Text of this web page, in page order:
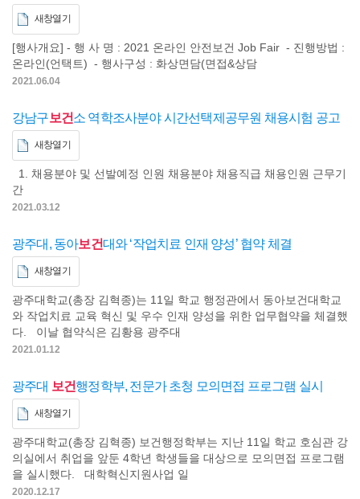
새창열기
[행사개요] - 행 사 명 : 2021 온라인 안전보건 Job Fair - 진행방법 :
온라인(언택트) - 행사구성 : 화상면담(면접&상담
2021.06.04
강남구보건소 역학조사분야 시간선택제공무원 채용시험 공고
새창열기
1. 채용분야 및 선발예정 인원 채용분야 채용직급 채용인원 근무기
간
2021.03.12
광주대, 동아보건대와 ‘작업치료 인재 양성’ 협약 체결
새창열기
광주대학교(총장 김혁종)는 11일 학교 행정관에서 동아보건대학교
와 작업치료 교육 혁신 및 우수 인재 양성을 위한 업무협약을 체결했
다. 이날 협약식은 김황용 광주대
2021.01.12
광주대 보건행정학부, 전문가 초청 모의면접 프로그램 실시
새창열기
광주대학교(총장 김혁종) 보건행정학부는 지난 11일 학교 호심관 강
의실에서 취업을 앞둔 4학년 학생들을 대상으로 모의면접 프로그램
을 실시했다. 대학혁신지원사업 일
2020.12.17